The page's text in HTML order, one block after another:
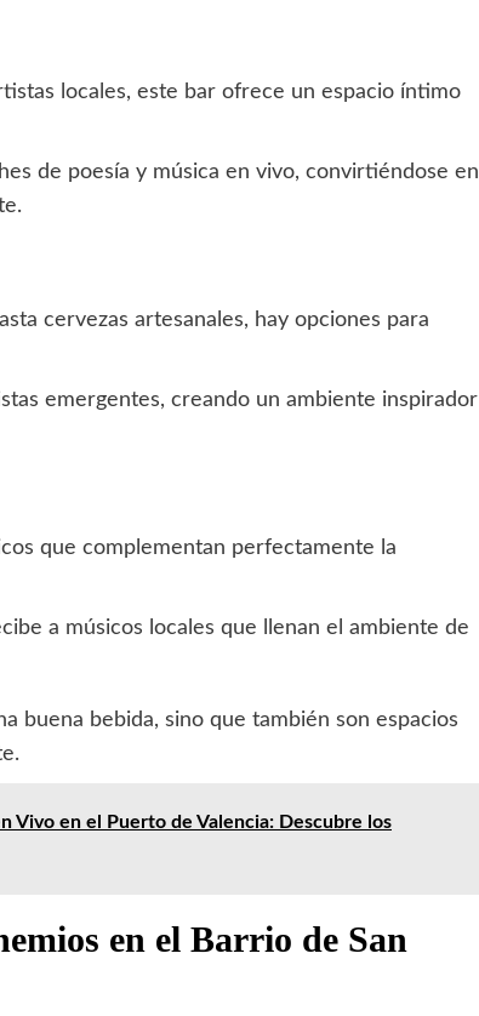
locales, este bar ofrece un espacio íntimo
de poesía y música en vivo, convirtiéndose en
cervezas artesanales, hay opciones para
emergentes, creando un ambiente inspirador
que complementan perfectamente la
a músicos locales que llenan el ambiente de
buena bebida, sino que también son espacios
Vivo en el Puerto de Valencia: Descubre los
en el Barrio de San